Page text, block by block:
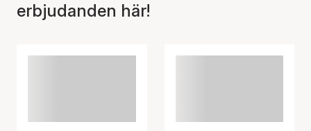
erbjudanden här!